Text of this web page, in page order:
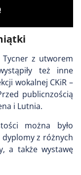
Tycner z utworem
też inne
wokalnej CKiR –
publicnzością
i Lutnia.
można było
z różnych
a także wystawę